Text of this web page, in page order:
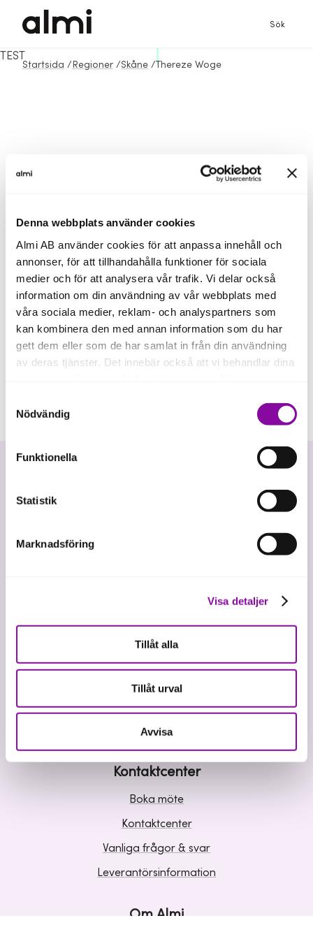
Denna webbplats använder cookies
Almi AB använder cookies för att anpassa innehåll och
annonser, för att tillhandahålla funktioner för sociala
medier och för att analysera vår trafik. Vi delar också
information om din användning av vår webbplats med
våra sociala medier, reklam- och analyspartners som
kan kombinera den med annan information som du har
gett dem eller som de har samlat in från din användning
av deras tjänster. Det innebär också att vi behandlar dina
Om du klickar på avvisa kommer användning av kakor
eller delning av information enligt ovan, inte att ske,
förutom för kakor som är nödvändiga för att hemsidan
ska fungera se mer under inställningar.
Nödvändig
Funktionella
Statistik
Marknadsföring
Visa detaljer
Tillåt alla
Tillåt urval
Avvisa
Sök
Startsida / Regioner /Skåne /Thereze Woge
TEST
Våra tjänster
Riskkapital
Affärsutveckling
Kunskap och inspiration
Kontaktcenter
Boka möte
Kontaktcenter
Vanliga frågor & svar
Leverantörsinformation
Om Almi